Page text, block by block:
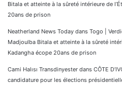
Bitala et atteinte à la sûreté intérieure de
20ans de prison
Neatherland News Today dans Togo |
Madjoulba Bitala et atteinte à la sûreté
Kadangha écope 20ans de prison
Cami Halısı Transdinyester dans CÔTE
candidature pour les élections